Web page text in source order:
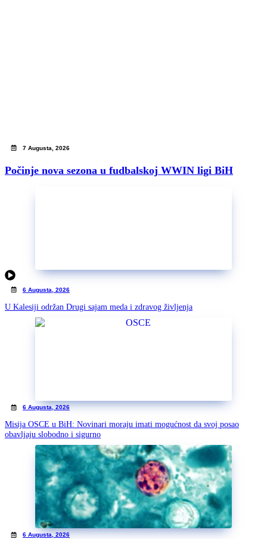
7 Augusta, 2026
Počinje nova sezona u fudbalskoj WWIN ligi BiH
6 Augusta, 2026
U Kalesiji održan Drugi sajam meda i zdravog življenja
6 Augusta, 2026
Misija OSCE u BiH: Novinari moraju imati mogućnost da svoj posao
obavljaju slobodno i sigurno
6 Augusta, 2026